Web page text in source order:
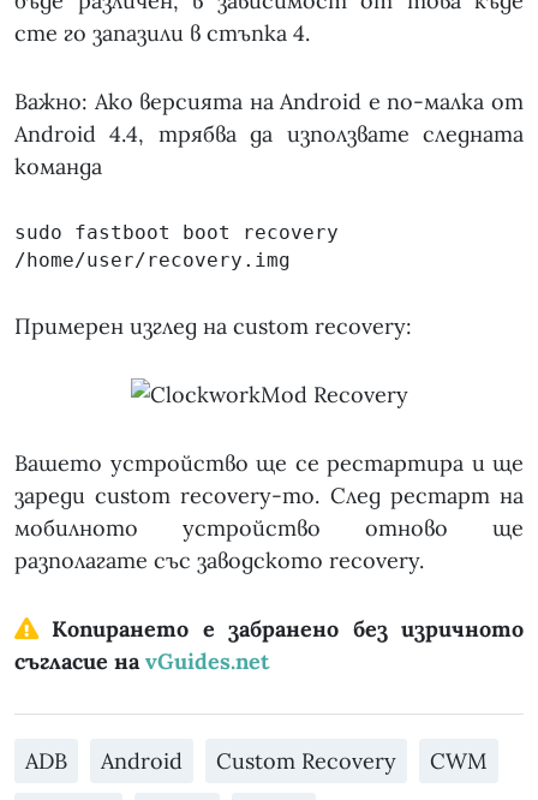
сте го запазили в стъпка 4.
Важно: Ако версията на Android е по-малка от
Android 4.4, трябва да използвате следната
команда
sudo fastboot boot recovery
/home/user/recovery.img
Примерен изглед на custom recovery:
Вашето устройство ще се рестартира и ще
зареди custom recovery-то. След рестарт на
мобилното устройство отново ще
разполагате със заводското recovery.
Копирането е забранено без изричното
съгласие наvGuides.net
ADB Android Custom Recovery
CWM